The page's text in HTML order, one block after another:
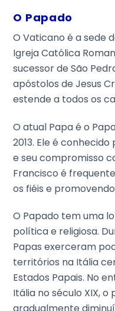
O Papado
O Vaticano é a sede
Igreja Católica
sucessor de São
apóstolos de Jesus
estende a todos os
O atual Papa é o
2013. Ele é
e seu compromisso
Francisco é
os fiéis e
O Papado tem uma
política e religiosa.
Papas exerceram
territórios na Itália
Estados Papais. No
Itália no século XIX,